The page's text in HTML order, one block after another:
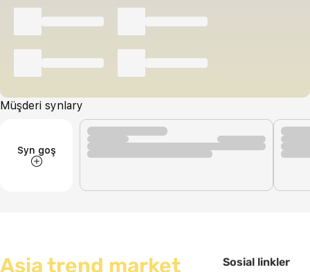
Müşderi synlary
Syn goş
Asia trend market Sosial linkler